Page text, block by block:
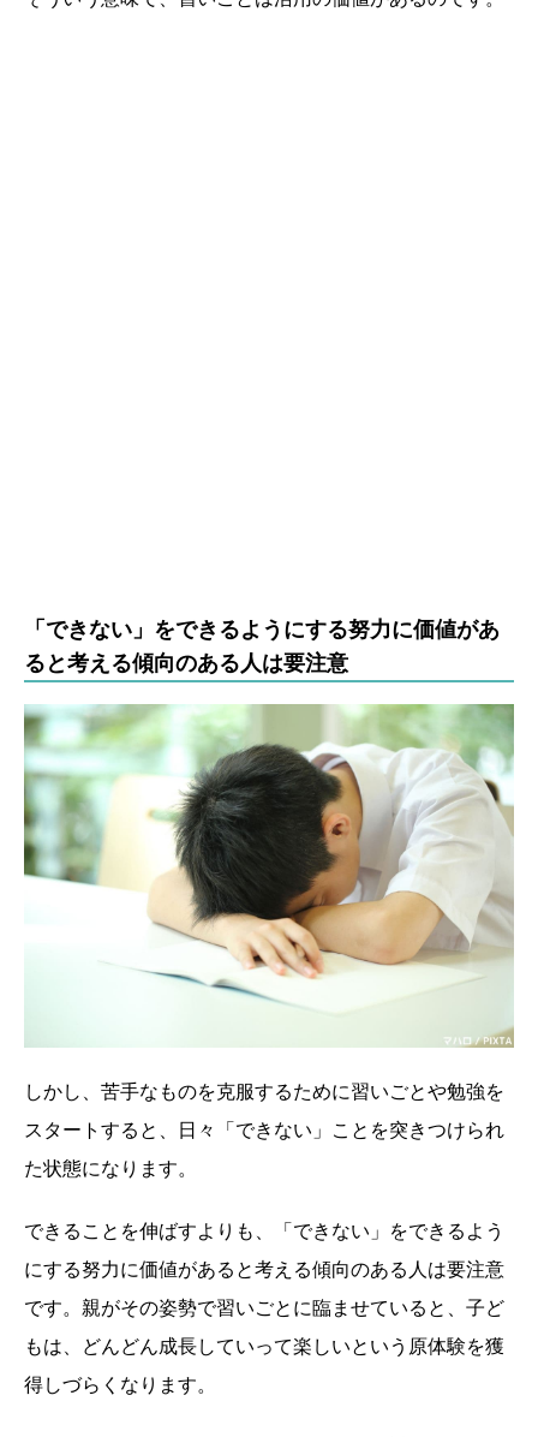
「できない」をできるようにする努力に価値があ
ると考える傾向のある人は要注意
しかし、苦手なものを克服するために習いごとや勉強を
スタートすると、日々「できない」ことを突きつけられ
た状態になります。
できることを伸ばすよりも、「できない」をできるよう
にする努力に価値があると考える傾向のある人は要注意
です。親がその姿勢で習いごとに臨ませていると、子ど
もは、どんどん成長していって楽しいという原体験を獲
得しづらくなります。